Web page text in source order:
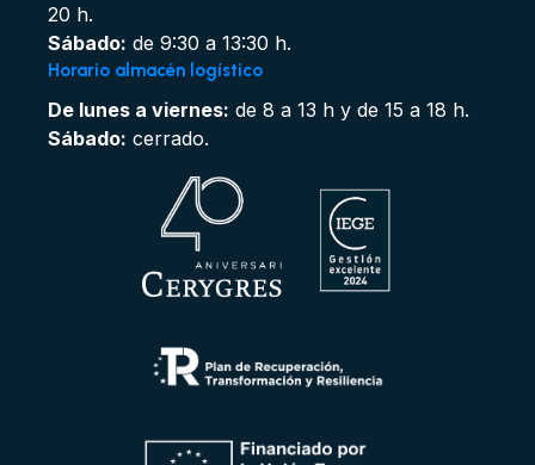
20 h.
Sábado: de 9:30 a 13:30 h.
Horario almacén logístico
De lunes a viernes: de 8 a 13 h y de 15 a 18 h.
Sábado: cerrado.